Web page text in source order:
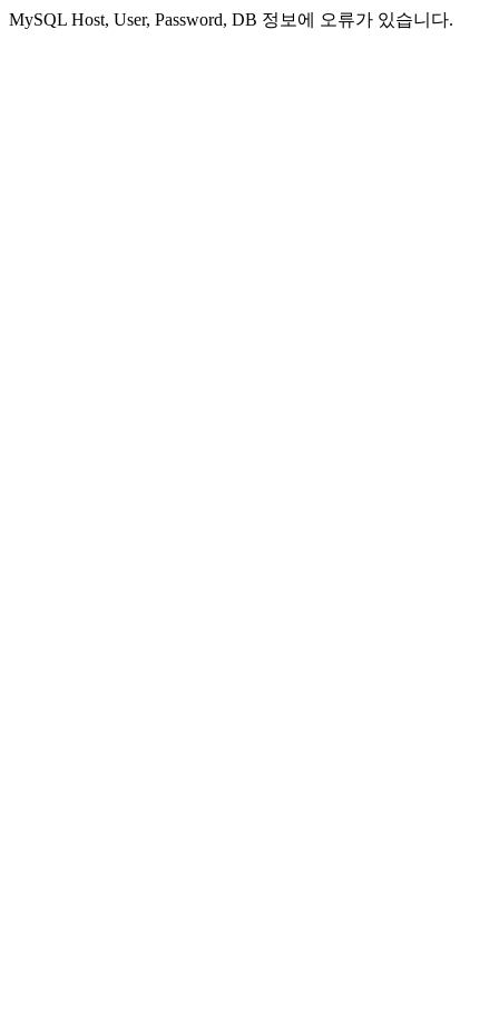
MySQL Host, User, Password, DB 정보에 오류가 있습니다.